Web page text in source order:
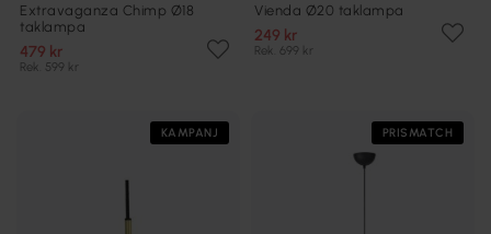
Extravaganza Chimp Ø18
taklampa
479 kr
Rek. 599 kr
Vienda Ø20 taklampa
249 kr
Rek. 699 kr
KAMPANJ PRISMATCH